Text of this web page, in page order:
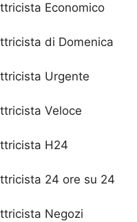
Economico
di Domenica
Urgente
Veloce
H24
24 ore su 24
Negozi